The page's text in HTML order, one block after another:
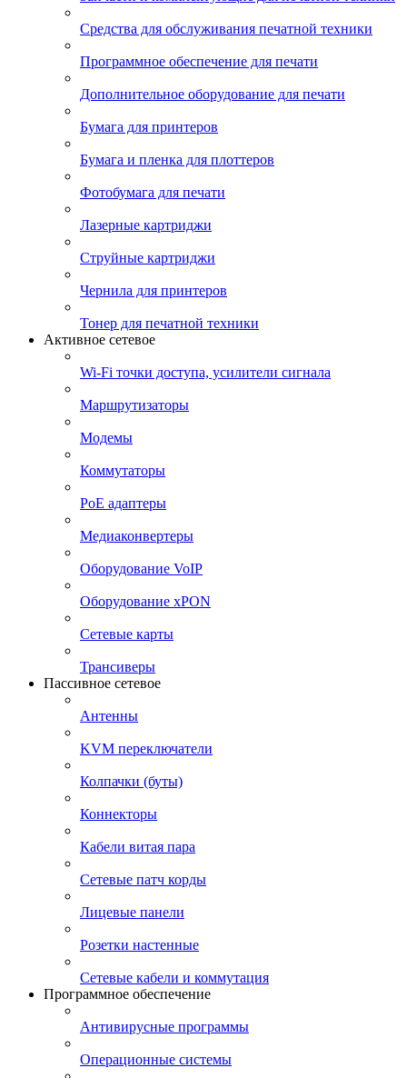
Средства для обслуживания печатной техники
Программное обеспечение для печати
Дополнительное оборудование для печати
Бумага для принтеров
Бумага и пленка для плоттеров
Фотобумага для печати
Лазерные картриджи
Струйные картриджи
Чернила для принтеров
Тонер для печатной техники
Активное сетевое
Wi-Fi точки доступа, усилители сигнала
Маршрутизаторы
Модемы
Коммутаторы
PoE адаптеры
Медиаконвертеры
Оборудование VoIP
Оборудование xPON
Сетевые карты
Трансиверы
Пассивное сетевое
Антенны
KVM переключатели
Колпачки (буты)
Коннекторы
Кабели витая пара
Сетевые патч корды
Лицевые панели
Розетки настенные
Сетевые кабели и коммутация
Программное обеспечение
Антивирусные программы
Операционные системы